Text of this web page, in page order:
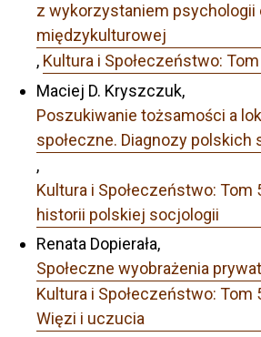
z wykorzystaniem psychologii
międzykulturowej
, Kultura i Społeczeństwo:
Maciej D. Kryszczuk,
Poszukiwanie tożsamości a
społeczne. Diagnozy polskich
,
Kultura i Społeczeństwo: Tom
historii polskiej socjologii
Renata Dopierała,
Społeczne wyobrażenia
Kultura i Społeczeństwo: Tom
Więzi i uczucia